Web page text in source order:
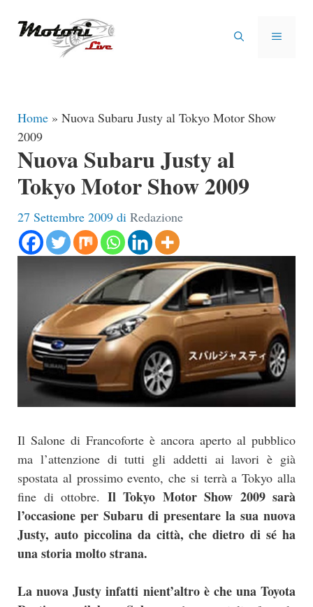
MENU
Home » Nuova Subaru Justy al Tokyo Motor Show
2009
Nuova Subaru Justy al
Tokyo Motor Show 2009
27 Settembre 2009 di Redazione
Il Salone di Francoforte è ancora aperto al pubblico
ma l’attenzione di tutti gli addetti ai lavori è già
spostata al prossimo evento, che si terrà a Tokyo alla
fine di ottobre. Il Tokyo Motor Show 2009 sarà
l’occasione per Subaru di presentare la sua nuova
Justy, auto piccolina da città, che dietro di sé ha
una storia molto strana.
La nuova Justy infatti nient’altro è che una Toyota